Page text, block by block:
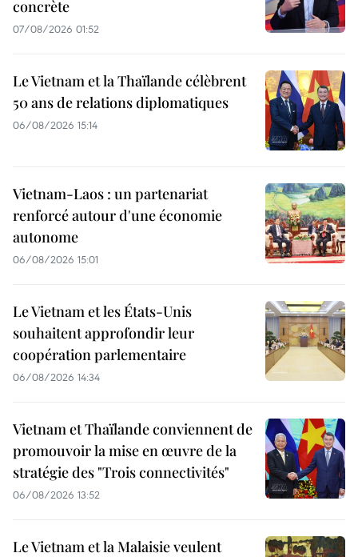
concrète
07/08/2026 01:52
Le Vietnam et la Thaïlande célèbrent
50 ans de relations diplomatiques
06/08/2026 15:14
Vietnam-Laos : un partenariat
renforcé autour d'une économie
autonome
06/08/2026 15:01
Le Vietnam et les États-Unis
souhaitent approfondir leur
coopération parlementaire
06/08/2026 14:34
Vietnam et Thaïlande conviennent de
promouvoir la mise en œuvre de la
stratégie des "Trois connectivités"
06/08/2026 13:52
Le Vietnam et la Malaisie veulent